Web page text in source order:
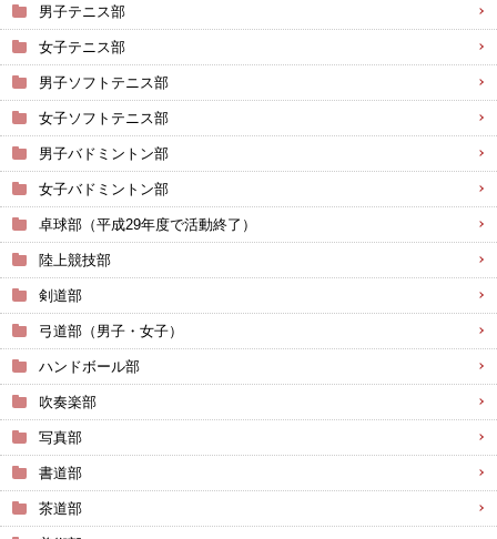
男子テニス部
女子テニス部
男子ソフトテニス部
女子ソフトテニス部
男子バドミントン部
女子バドミントン部
卓球部（平成29年度で活動終了）
陸上競技部
剣道部
弓道部（男子・女子）
ハンドボール部
吹奏楽部
写真部
書道部
茶道部